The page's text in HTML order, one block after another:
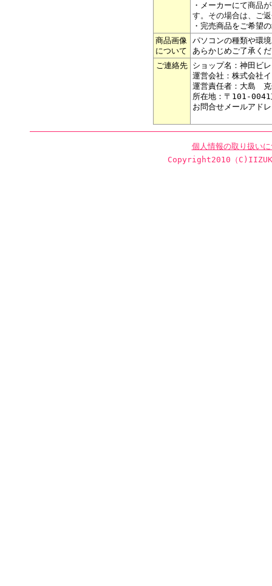
・メーカーにて商品
す。その場合は、ご
・完売商品をご希望
商品画像
について
パソコンの種類や環
あらかじめご了承く
ご連絡先
ショップ名：神田ビ
運営会社：株式会社
運営責任者：大島
所在地：〒101-
お問合せメールアド
個人情報の取り扱い
Copyright2010（